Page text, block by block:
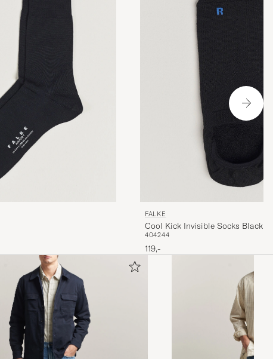
FALKE
Cool Kick Invisible Socks Black
404244
119,-